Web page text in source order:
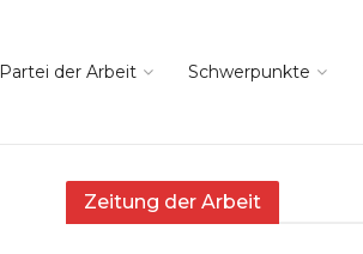
Partei der Arbeit Schwerpunkte
Zeitung der Arbeit